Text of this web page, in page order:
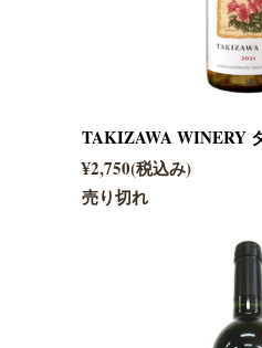
TAKIZAWA WINERY
¥2,750(税込み)
売り切れ